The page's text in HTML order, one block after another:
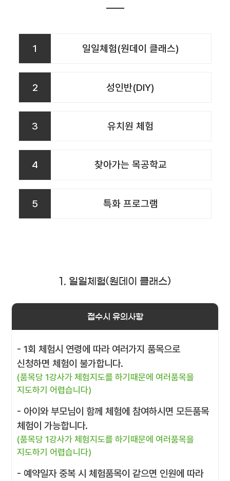
1 일일체험(원데이 클래스)
2 성인반(DIY)
3 유치원 체험
4 찾아가는 목공학교
5 특화 프로그램
1. 일일체험(원데이 클래스)
접수시 유의사항
- 1회 체험시 연령에 따라 여러가지 품목으로
신청하면 체험이 불가합니다.
(품목당 1강사가 체험지도를 하기때문에 여러품목을
지도하기 어렵습니다)
- 아이와 부모님이 함께 체험에 참여하시면 모든품목
체험이 가능합니다.
(품목당 1강사가 체험지도를 하기때문에 여러품목을
지도하기 어렵습니다)
- 예약일자 중복 시 체험품목이 같으면 인원에 따라